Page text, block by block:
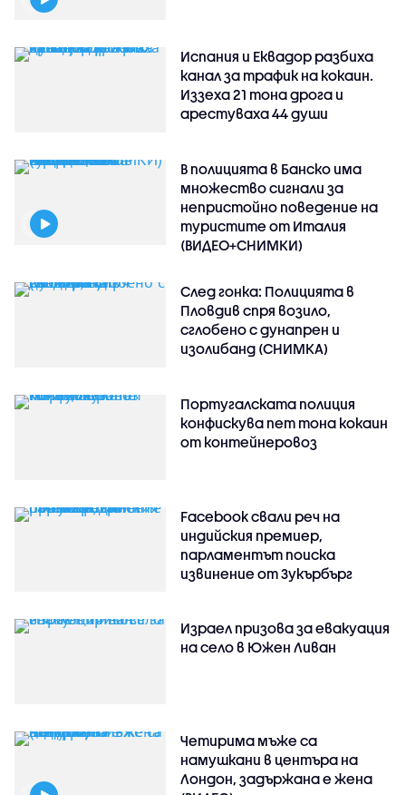
Испания и Еквадор разбиха
канал за трафик на кокаин.
Иззеха 21 тона дрога и
арестуваха 44 души
В полицията в Банско има
множество сигнали за
непристойно поведение на
туристите от Италия
(ВИДЕО+СНИМКИ)
След гонка: Полицията в
Пловдив спря возило,
сглобено с дунапрен и
изолибанд (СНИМКА)
Португалската полиция
конфискува пет тона кокаин
от контейнеровоз
Facebook свали реч на
индийския премиер,
парламентът поиска
извинение от Зукърбърг
Израел призова за евакуация
на село в Южен Ливан
Четирима мъже са
намушкани в центъра на
Лондон, задържана е жена